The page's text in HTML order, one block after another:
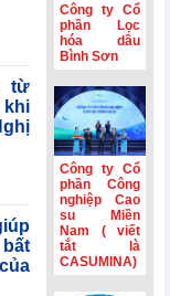
và
từ
khi
Công ty Cổ
phần Lọc
hóa dầu
Bình Sơn
Công ty Cổ
phần Công
nghiệp Cao
su Miền
Nam ( viết
tắt là
CASUMINA)